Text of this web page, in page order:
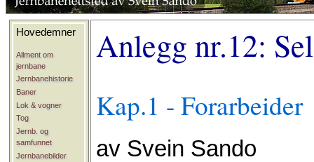
Hovedemner
Allment om
jernbane
Jernbanehistorie
Baner
Lok & vogner
Tog
Jernb. og
samfunnet
Jernbanebilder
Anlegg nr.12:
Kap.1 - Forarbeider
av Svein Sando